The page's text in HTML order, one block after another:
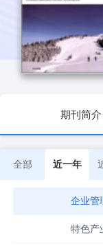
期刊简介
全部 近一年
企业管
特色产